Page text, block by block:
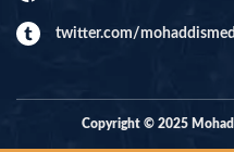
twitter.com/
Copyright © 2025